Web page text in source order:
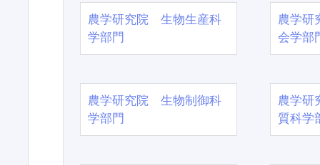
農学研究院 生物生産科
学部門
農学
会学部
農学研究院 生物制御科
学部門
農学
質科学